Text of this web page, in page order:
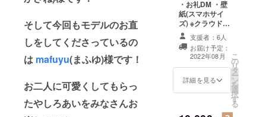
そして今回もモデルのお直
しをしてくださっているの
は mafuyu(まふゆ)様です！
お二人に可愛くしてもらっ
たやしろあいをみなさんお
・お礼DM ・壁
紙(スマホサイ
ズ) ※クラウド
ファンディング
内のDMにてお礼
DMと壁紙をお送
りさせていただ
きます。 ・缶
バッチ(54mm)
支援者：6人
お届け予定：
2022年08月
詳細を見る
こ
の
リ
タ
ー
ン
を
選
択
す
る